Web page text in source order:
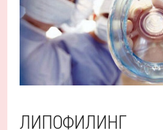
ЛИПОФИЛИНГ